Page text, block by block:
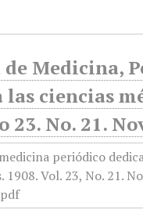
de Medicina,
las ciencias
23. No. 21.